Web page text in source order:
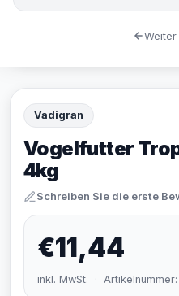
Vadigran
Vogelfutter
4kg
Schreiben Sie die erste
€11,44
inkl. MwSt. · Artikelnummer: